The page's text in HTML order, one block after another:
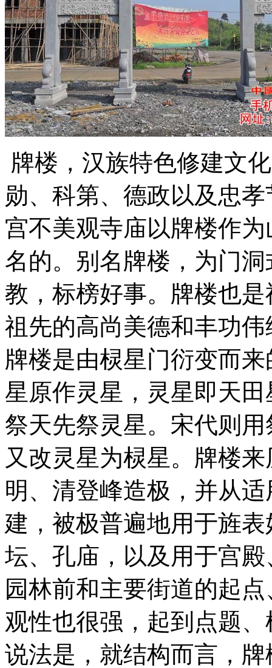
牌楼，汉族特色修建文
勋、科第、德政以及忠
宫不美观寺庙以牌楼作
名的。别名牌楼，为门
教，标榜好事。牌楼也
祖先的高尚美德和丰功
牌楼是由棂星门衍变而
星原作灵星，灵星即天
祭天先祭灵星。宋代则
又改灵星为棂星。牌楼
明、清登峰造极，并从
建，被极普遍地用于旌
坛、孔庙，以及用于宫
园林前和主要街道的起
观性也很强，起到点题
说法是，就结构而言，